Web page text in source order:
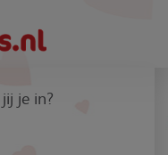
je in?